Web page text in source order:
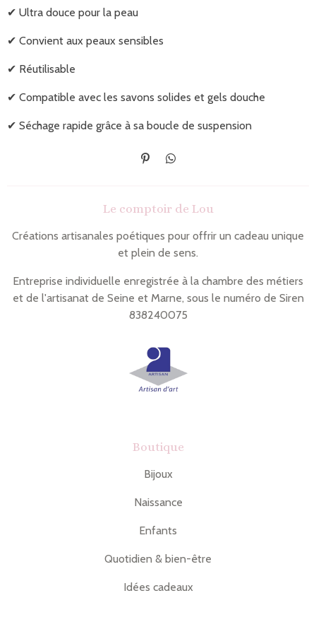
✔ Ultra douce pour la peau
✔ Convient aux peaux sensibles
✔ Réutilisable
✔ Compatible avec les savons solides et gels douche
✔ Séchage rapide grâce à sa boucle de suspension
É
g
l
r
P
a
r
Le comptoir de Lou
Créations artisanales poétiques pour offrir un cadeau unique
et plein de sens.
Entreprise individuelle enregistrée à la chambre des métiers
et de l'artisanat de Seine et Marne, sous le numéro de Siren
838240075
Boutique
Bijoux
Naissance
Enfants
Quotidien & bien-être
Idées cadeaux